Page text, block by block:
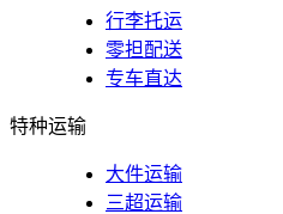
行李托运
零担配送
专车直达
特种运输
大件运输
三超运输